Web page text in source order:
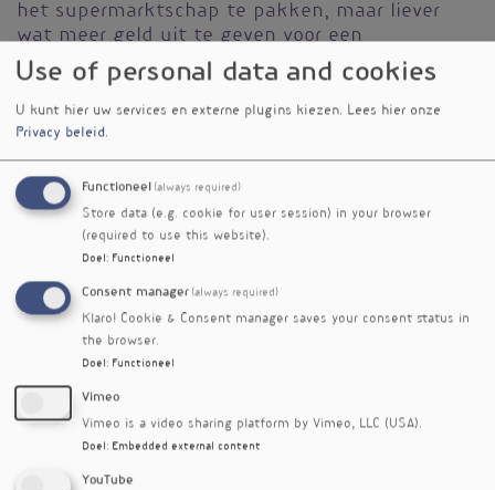
het supermarktschap te pakken, maar liever
wat meer geld uit te geven voor een
kwaliteitsproduct. 
Ria Teeuw
journalist
Use of personal data and cookies
U kunt hier uw services en externe plugins kiezen. Lees hier onze
Privacy beleid.
Functioneel (always required)
Store data (e.g. cookie for user session) in your browser
(required to use this website).
Doel : Functioneel
Consent manager (always required)
Klaro! Cookie & Consent manager saves your consent status in
the browser.
Doel : Functioneel
Vimeo
Vimeo is a video sharing platform by Vimeo, LLC (USA).
Doel : Embedded external content
YouTube